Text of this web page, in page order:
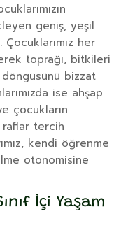
geniş, yeşil
her
toprağı, bitkileri
bizzat
ise ahşap
çocukların
raflar tercih
kendi öğrenme
otonomisine
İçi Yaşam